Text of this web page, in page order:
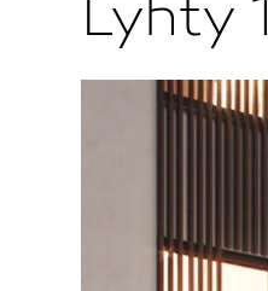
Lyhty 1